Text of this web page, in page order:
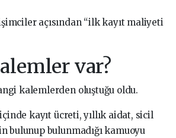
açısından “ilk kayıt maliyeti
var?
kalemlerden oluştuğu oldu.
kayıt ücreti, yıllık aidat, sicil
bulunmadığı kamuoyu